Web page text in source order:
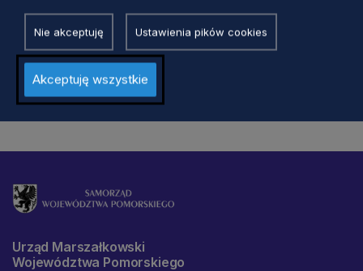
Urząd Marszałkowski
Województwa Pomorskiego
Nie akceptuję Ustawienia pików cookies
Akceptuję wszystkie